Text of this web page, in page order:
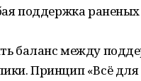
поддержка раненых
баланс между
Принцип «Всё для